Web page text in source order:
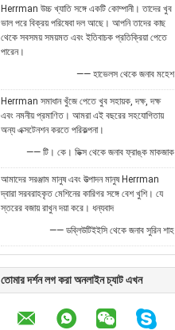
Herrman উচ্চ খ্যাতি সঙ্গে একটি কোম্পানী। তাদের খুব
ভাল পরে বিক্রয় পরিষেবা দল আছে। আপনি তাদের কাছ
থেকে সবসময় সময়মত এবং ইতিবাচক প্রতিক্রিয়া পেতে
পারেন।
—— হাভেলস থেকে জনাব মহেশ
Herrman সমাধান খুঁজে পেতে খুব সহায়ক, দক্ষ, দক্ষ
এবং নমনীয় প্রমাণিত। আমরা এই বছরের সহযোগিতায়
অন্য এক্সটেনশন করতে পরিকল্পনা।
—— টি। কে। ডিক্স থেকে জনাব ফ্রাঙ্ক মাকজাক
আমাদের সরঞ্জাম মানুষ এবং উত্পাদন মানুষ Herrman
দ্বারা সরবরাহকৃত মেশিনের কারিগর সঙ্গে বেশ খুশি। যে
স্তরের বজায় রাখুন দয়া করে। ধন্যবাদ
—— ডব্লিউটিইইসি থেকে জনাব সুরিন শাহ
তোমার দর্শন লগ করা অনলাইন চ্যাট এখন